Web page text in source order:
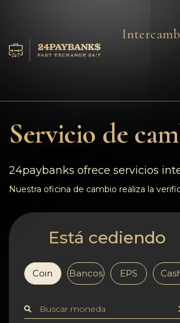
Reservas
Para los socios
Reseñas
AML/CFT
Confidencialidad
Servicio de
24paybanks ofrece servicios
Nuestra oficina de cambio realiza la
Está cediendo
Coin Bancos EPS